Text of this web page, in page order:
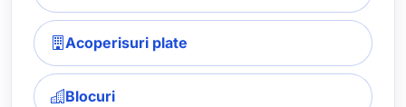
Acoperisuri plate
Blocuri